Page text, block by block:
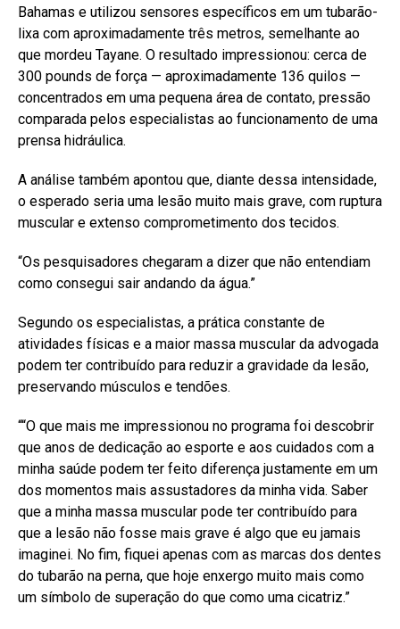
Bahamas e utilizou sensores específicos em um tubarão-
lixa com aproximadamente três metros, semelhante ao
que mordeu Tayane. O resultado impressionou: cerca de
300 pounds de força — aproximadamente 136 quilos —
concentrados em uma pequena área de contato, pressão
comparada pelos especialistas ao funcionamento de uma
prensa hidráulica.
A análise também apontou que, diante dessa intensidade,
o esperado seria uma lesão muito mais grave, com ruptura
muscular e extenso comprometimento dos tecidos.
“Os pesquisadores chegaram a dizer que não entendiam
como consegui sair andando da água.”
Segundo os especialistas, a prática constante de
atividades físicas e a maior massa muscular da advogada
podem ter contribuído para reduzir a gravidade da lesão,
preservando músculos e tendões.
““O que mais me impressionou no programa foi descobrir
que anos de dedicação ao esporte e aos cuidados com a
minha saúde podem ter feito diferença justamente em um
dos momentos mais assustadores da minha vida. Saber
que a minha massa muscular pode ter contribuído para
que a lesão não fosse mais grave é algo que eu jamais
imaginei. No fim, fiquei apenas com as marcas dos dentes
do tubarão na perna, que hoje enxergo muito mais como
um símbolo de superação do que como uma cicatriz.”